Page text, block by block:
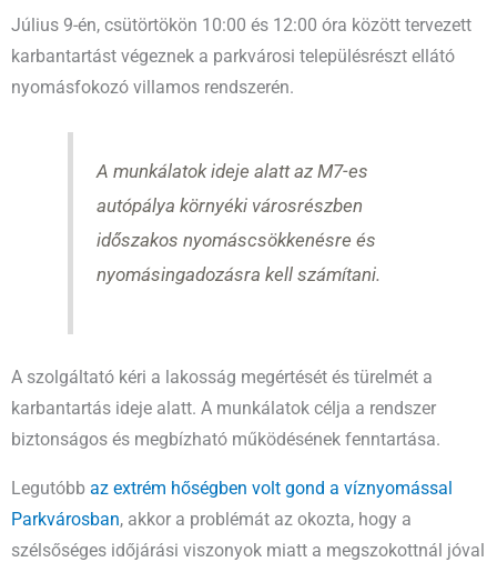
Július 9-én, csütörtökön 10:00 és 12:00 óra között tervezett
karbantartást végeznek a parkvárosi településrészt ellátó
nyomásfokozó villamos rendszerén.
A munkálatok ideje alatt az M7-es
autópálya környéki városrészben
időszakos nyomáscsökkenésre és
nyomásingadozásra kell számítani.
A szolgáltató kéri a lakosság megértését és türelmét a
karbantartás ideje alatt. A munkálatok célja a rendszer
biztonságos és megbízható működésének fenntartása.
Legutóbb az extrém hőségben volt gond a víznyomással
Parkvárosban, akkor a problémát az okozta, hogy a
szélsőséges időjárási viszonyok miatt a megszokottnál jóval